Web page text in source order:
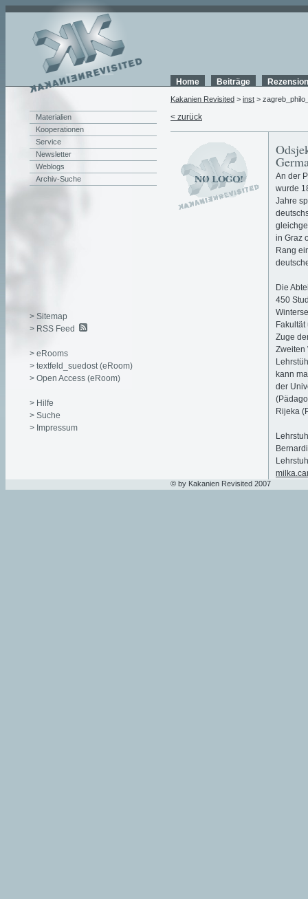
Home Beiträge
Kakanien Revisited > inst >
< zurück
An der
wurde
Jahre
in Graz
Rang
Die
450
Zuge
Zweiten
kann
der
Rijeka
Materialien
Kooperationen
Service
Newsletter
Weblogs
Archiv-Suche
> Sitemap
> RSS Feed
> eRooms
> textfeld_suedost (eRoom)
> Open Access (eRoom)
> Hilfe
> Suche
> Impressum
© by Kakanien Revisited 2007